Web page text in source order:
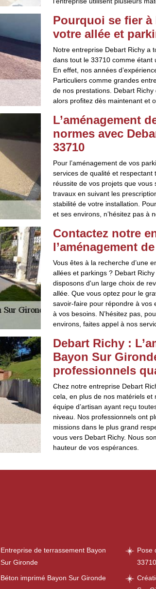
Pourquoi se fier à
votre allée et
Notre entreprise Debart Richy a
dans tout le 33710 comme étant
En effet, nos années
Particuliers comme grandes
de nos prestations. Debart Richy
alors profitez dès maintenant et
L’aménagement
normes avec
33710
Pour l’aménagement de vos
services de qualité et respectant
réussite de vos projets que
travaux en suivant les
stabilité de votre installation.
et ses environs, n’hésitez pas à
Contactez notre
l’aménagement
Vous êtes à la recherche d’une
allées et parkings ? Debart
disposons d'un large choix de
allée. Que vous optez pour le
savoir-faire pour répondre à vos
à vos besoins. N’hésitez pas,
environs, faites appel à nos
Debart Richy :
Bayon Sur
professionnels
Chez notre entreprise Debart
cela, en plus de nos matériels
équipe d’artisan ayant reçu
niveau. Nos professionnels ont
missions dans le plus grand
vous vers Debart Richy. Nous
hauteur de vos espérances.
Entreprise de terrassement Bayon
Sur Gironde
Béton imprimé Bayon Sur Gironde
Pose
33710